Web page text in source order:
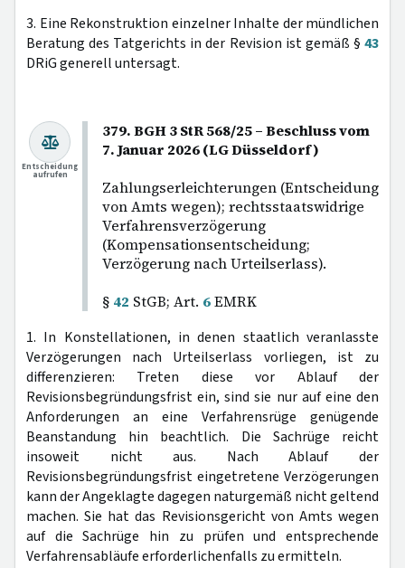
3. Eine Rekonstruktion einzelner Inhalte der mündlichen
Beratung des Tatgerichts in der Revision ist gemäß § 43
DRiG generell untersagt.
379. BGH 3 StR 568/25 – Beschluss vom
7. Januar 2026 (LG Düsseldorf)
Zahlungserleichterungen (Entscheidung
von Amts wegen); rechtsstaatswidrige
Verfahrensverzögerung
(Kompensationsentscheidung;
Verzögerung nach Urteilserlass).
§ 42 StGB; Art. 6EMRK
Entscheidung
aufrufen
1. In Konstellationen, in denen staatlich veranlasste
Verzögerungen nach Urteilserlass vorliegen, ist zu
differenzieren: Treten diese vor Ablauf der
Revisionsbegründungsfrist ein, sind sie nur auf eine den
Anforderungen an eine Verfahrensrüge genügende
Beanstandung hin beachtlich. Die Sachrüge reicht
insoweit nicht aus. Nach Ablauf der
Revisionsbegründungsfrist eingetretene Verzögerungen
kann der Angeklagte dagegen naturgemäß nicht geltend
machen. Sie hat das Revisionsgericht von Amts wegen
auf die Sachrüge hin zu prüfen und entsprechende
Verfahrensabläufe erforderlichenfalls zu ermitteln.